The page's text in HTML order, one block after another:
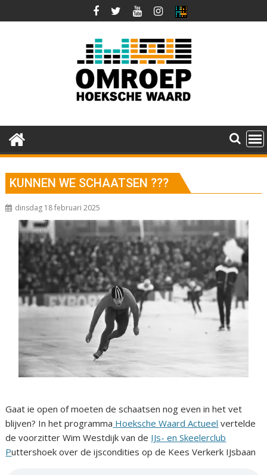
naar
KUNNEN WE SCHAATSEN ???
dinsdag 18 februari 2025
Gaat ie open of moeten de schaatsen nog even in het vet
blijven? In het programma Hoeksche Waard Actueel vertelde
de voorzitter Wim Westdijk van de IJs- en Skeelerclub
Puttershoek over de ijscondities op de Kees Verkerk IJsbaan